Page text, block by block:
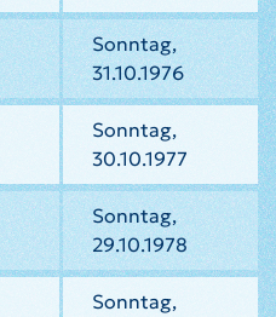
Sonntag,
31.10.1976
Sonntag,
30.10.1977
Sonntag,
29.10.1978
Sonntag,